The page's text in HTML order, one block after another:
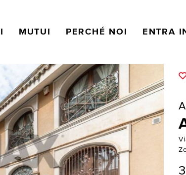
MUTUI PERCHÉ NOI ENTRA